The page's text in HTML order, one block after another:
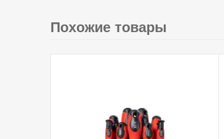
Похожие товары